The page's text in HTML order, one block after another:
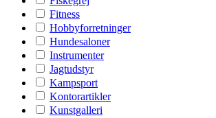
Fitness
Hobbyforretninger
Hundesaloner
Instrumenter
Jagtudstyr
Kampsport
Kontorartikler
Kunstgalleri